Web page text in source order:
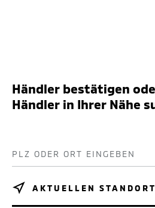
Händler bestätigen
Händler in Ihrer Nähe
PLZ ODER ORT EINGEBEN
AKTUELLEN